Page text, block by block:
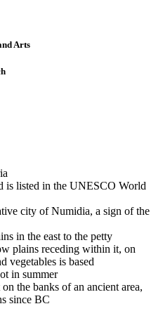
Arts
is listed in the UNESCO World
city of Numidia, a sign of the
in the east to the petty
plains receding within it, on
vegetables is based
in summer
the banks of an ancient area,
since BC